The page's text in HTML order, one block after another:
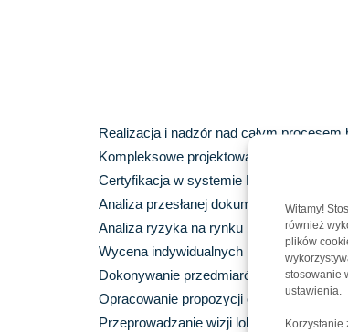
Witamy!
również
plików
stosowanie
ustawienia.
Korzystanie
Realizacja i nadzór nad całym procesem
Kompleksowe projektowanie obiektów
Certyfikacja w systemie BREEAM lub
Analiza przesłanej dokumentacji
Analiza ryzyka na rynku budowlanym
Wycena indywidualnych rozwiązań
Dokonywanie przedmiarów robót
Opracowanie propozycji optymalnych
Przeprowadzanie wizji lokalnej dla